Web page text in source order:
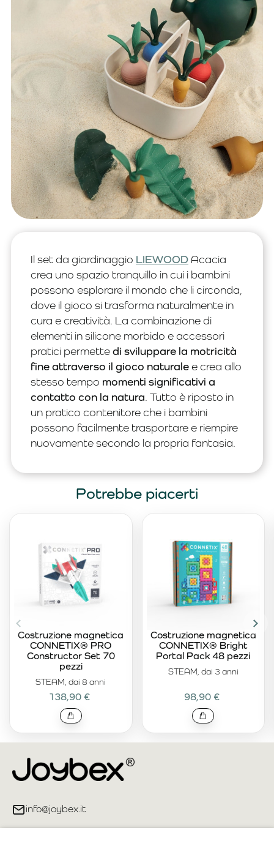
Il set da giardinaggio LIEWOOD Acacia
crea uno spazio tranquillo in cui i bambini
possono esplorare il mondo che li circonda,
dove il gioco si trasforma naturalmente in
cura e creatività. La combinazione di
elementi in silicone morbido e accessori
pratici permettedi sviluppare la motricità
fine attraverso il gioco naturalee crea allo
stesso tempo momenti significativi a
contatto con la natura. Tutto è riposto in
un pratico contenitore che i bambini
possono facilmente trasportare e riempire
nuovamente secondo la propria fantasia.
Potrebbe piacerti
STEAM, dai 8 anni
Costruzione magnetica
CONNETIX® PRO
Constructor Set 70
pezzi
138,90 €
STEAM, dai 3 anni
Costruzione magnetica
CONNETIX® Bright
Portal Pack 48 pezzi
98,90 €
info@joybex.it